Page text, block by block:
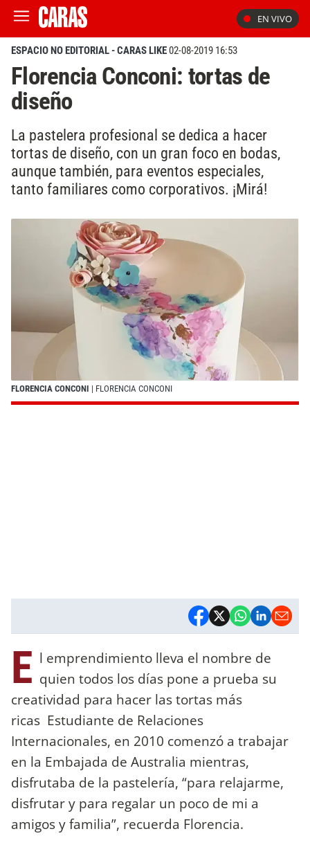
EN VIVO
ESPACIO NO EDITORIAL - CARAS LIKE02-08-2019 16:53
Florencia Conconi: tortas de
diseño
La pastelera profesional se dedica a hacer
tortas de diseño, con un gran foco en bodas,
aunque también, para eventos especiales,
tanto familiares como corporativos. ¡Mirá!
FLORENCIA CONCONI | FLORENCIA CONCONI
E l emprendimiento lleva el nombre de
quien todos los días pone a prueba su
creatividad para hacer las tortas más
ricas Estudiante de Relaciones
Internacionales, en 2010 comenzó a trabajar
en la Embajada de Australia mientras,
disfrutaba de la pastelería, “para relajarme,
disfrutar y para regalar un poco de mi a
amigos y familia”, recuerda Florencia.